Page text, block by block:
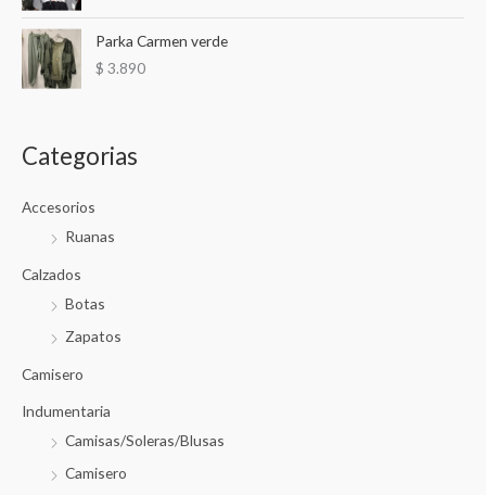
Parka Carmen verde
$ 3.890
Categorias
Accesorios
Ruanas
Calzados
Botas
Zapatos
Camisero
Indumentaria
Camisas/Soleras/Blusas
Camisero